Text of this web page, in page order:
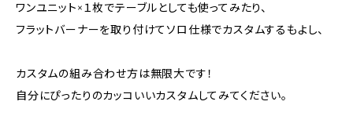
ワンユニット×１枚でテーブルとしても使ってみたり、
フラットバーナーを取り付けてソロ仕様でカスタムするもよし、
カスタムの組み合わせ方は無限大です！
自分にぴったりのカッコいいカスタムしてみてください。